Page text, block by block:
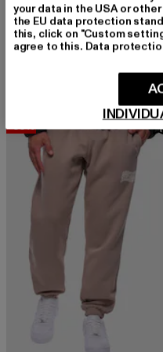
DROPSIZE
SEAM JOGGER
-33%
your data in the USA or
the EU data protection
this, click on "Custom
agree to this. Data